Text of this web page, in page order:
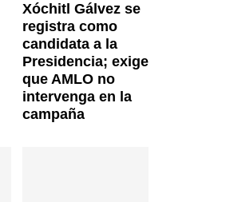
Xóchitl Gálvez se
registra como
candidata a la
Presidencia; exige
que AMLO no
intervenga en la
campaña